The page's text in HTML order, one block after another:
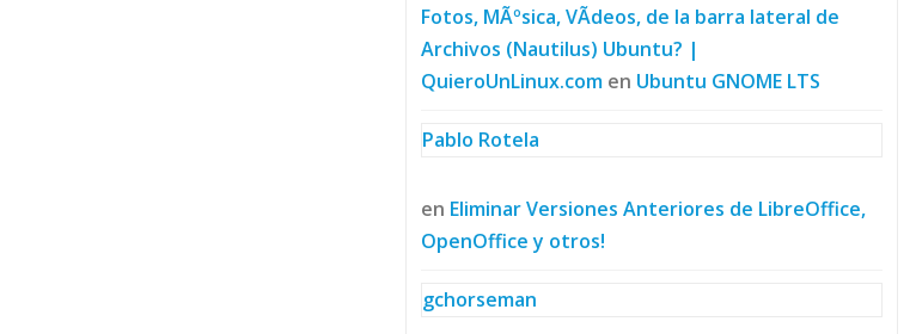
Fotos, MÃºsica, VÃ­deos, de la barra lateral de
Archivos (Nautilus) Ubuntu? |
QuieroUnLinux.com en Ubuntu GNOME LTS
Pablo Rotela
en Eliminar Versiones Anteriores de LibreOffice,
OpenOffice y otros!
gchorseman